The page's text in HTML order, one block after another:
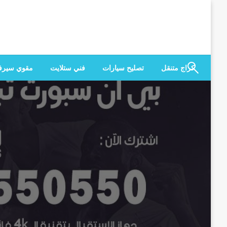
كراج متنقل
تصليح سيارات فني ستلايت مقوي